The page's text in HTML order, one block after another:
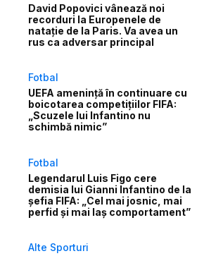
David Popovici vânează noi
recorduri la Europenele de
natație de la Paris. Va avea un
rus ca adversar principal
Fotbal
UEFA amenință în continuare cu
boicotarea competițiilor FIFA:
„Scuzele lui Infantino nu
schimbă nimic”
Fotbal
Legendarul Luis Figo cere
demisia lui Gianni Infantino de la
șefia FIFA: „Cel mai josnic, mai
perfid și mai laș comportament”
Alte Sporturi